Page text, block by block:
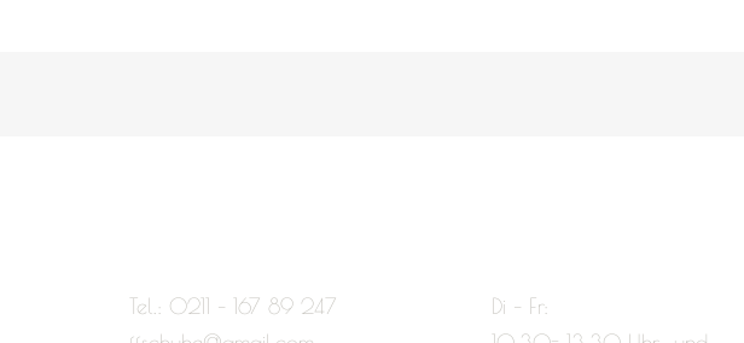
Tel.: 0211 – 167 89 247
Di – Fr: